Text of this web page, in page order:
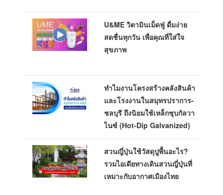
U&ME วิตามินเม็ดฟู่ ดื่มง่าย
สดชื่นทุกวัน เพื่อคุณที่ใส่ใจ
สุขภาพ
ทำไมงานโครงสร้างคลังสินค้า
และโรงงานในสมุทรปราการ-
ชลบุรี ถึงนิยมใช้เหล็กชุบกัลวา
ไนซ์ (Hot-Dip Galvanized)
สวนญี่ปุ่นใช้วัสดุปูพื้นอะไร?
รวมไอเดียทางเดินสวนญี่ปุ่นที่
เหมาะกับอากาศเมืองไทย